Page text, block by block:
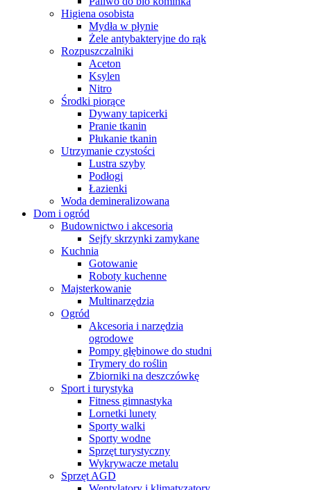
Higiena osobista
Mydła w płynie
Żele antybakteryjne do rąk
Rozpuszczalniki
Aceton
Ksylen
Nitro
Środki piorące
Dywany tapicerki
Pranie tkanin
Płukanie tkanin
Utrzymanie czystości
Lustra szyby
Podłogi
Łazienki
Woda demineralizowana
Dom i ogród
Budownictwo i akcesoria
Sejfy skrzynki zamykane
Kuchnia
Gotowanie
Roboty kuchenne
Majsterkowanie
Multinarzędzia
Ogród
Akcesoria i narzędzia
ogrodowe
Pompy głębinowe do studni
Trymery do roślin
Zbiorniki na deszczówkę
Sport i turystyka
Fitness gimnastyka
Lornetki lunety
Sporty walki
Sporty wodne
Sprzęt turystyczny
Wykrywacze metalu
Sprzęt AGD